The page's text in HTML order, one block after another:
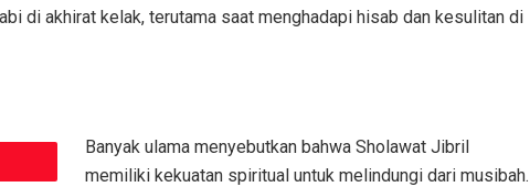
di akhirat kelak, terutama saat menghadapi hisab dan kesulitan di
Banyak ulama menyebutkan bahwa Sholawat Jibril
memiliki kekuatan spiritual untuk melindungi dari musibah.